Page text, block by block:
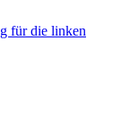
für die linken